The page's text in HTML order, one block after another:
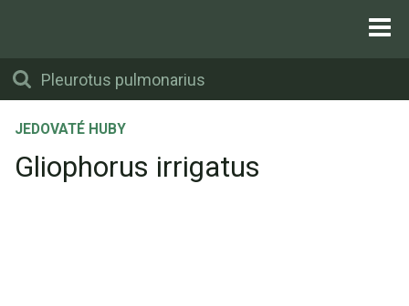
JEDOVATÉ HUBY
Gliophorus irrigatus